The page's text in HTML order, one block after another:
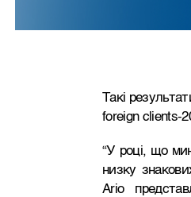
Такі
foreign clients-
“У році, що
низку
Ario